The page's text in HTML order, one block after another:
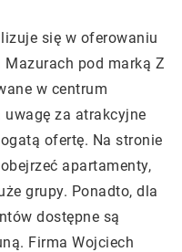
się w oferowaniu
pod marką Z
w centrum
uwagę za atrakcyjne
ofertę. Na stronie
apartamenty,
grupy. Ponadto, dla
dostępne są
Firma Wojciech